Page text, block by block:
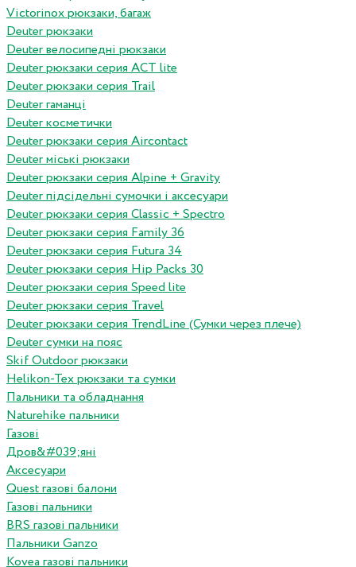
Victorinox рюкзаки, багаж
Deuter рюкзаки
Deuter велосипедні рюкзаки
Deuter рюкзаки серия ACT lite
Deuter рюкзаки серия Trail
Deuter гаманці
Deuter косметички
Deuter рюкзаки серия Aircontact
Deuter міські рюкзаки
Deuter рюкзаки серия Alpine + Gravity
Deuter підсідельні сумочки і аксесуари
Deuter рюкзаки серия Classic + Spectro
Deuter рюкзаки серия Family 36
Deuter рюкзаки серия Futura 34
Deuter рюкзаки серия Hip Packs 30
Deuter рюкзаки серия Speed lite
Deuter рюкзаки серия Travel
Deuter рюкзаки серия TrendLine (Сумки через плече)
Deuter сумки на пояс
Skif Outdoor рюкзаки
Helikon-Tex рюкзаки та сумки
Пальники та обладнання
Naturehike пальники
Газові
Дров&#039;яні
Аксесуари
Quest газові балони
Газові пальники
BRS газові пальники
Пальники Ganzo
Kovea газові пальники